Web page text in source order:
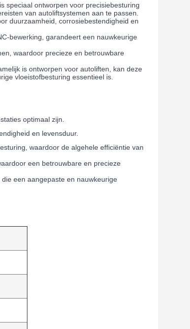
speciaal ontworpen voor precisiebesturing
van autoliftsystemen aan te passen.
duurzaamheid, corrosiebestendigheid en
bewerking, garandeert een nauwkeurige
waardoor precieze en betrouwbare
is ontworpen voor autoliften, kan deze
vloeistofbesturing essentieel is.
optimaal zijn.
en levensduur.
waardoor de algehele efficiëntie van
een betrouwbare en precieze
een aangepaste en nauwkeurige